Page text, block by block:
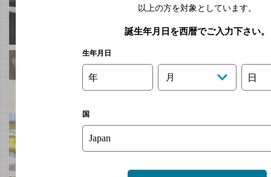
～赤ワイン編～
ワイングラスをくるくるまわすとおいしく
～赤ワイン編～
以上の方を対象としています。
誕生年月日を西暦でご入力下さい。
生年月日
年 月 日
国